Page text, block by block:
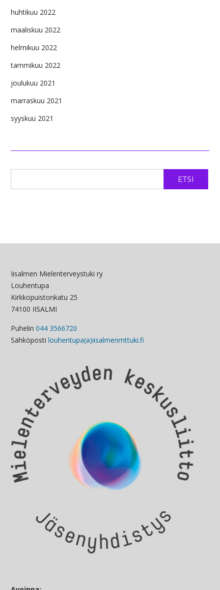
huhtikuu 2022
maaliskuu 2022
helmikuu 2022
tammikuu 2022
joulukuu 2021
marraskuu 2021
syyskuu 2021
ETSI
Iisalmen Mielenterveystuki ry
Louhentupa
Kirkkopuistonkatu 25
74100 IISALMI
Puhelin 044 3566720
Sähköposti louhentupa(a)iisalmenmttuki.fi